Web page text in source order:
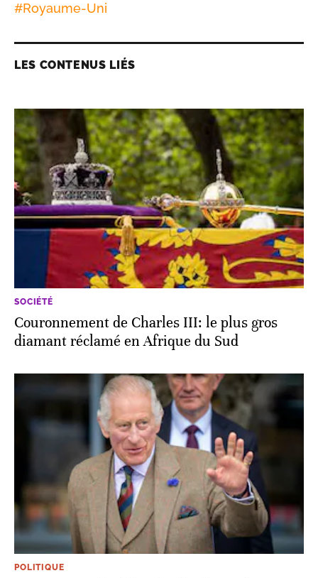
#Royaume-Uni
LES CONTENUS LIÉS
SOCIÉTÉ
Couronnement de Charles III: le plus gros
diamant réclamé en Afrique du Sud
POLITIQUE